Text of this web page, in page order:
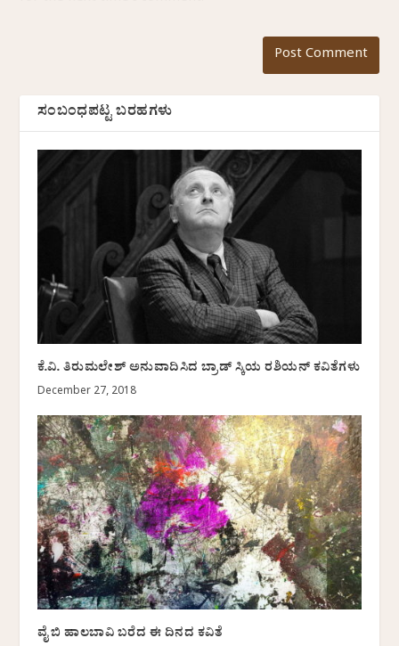
ಸಂಬಂಧಪಟ್ಟ ಬರಹಗಳು
ಕೆ.ವಿ. ತಿರುಮಲೇಶ್ ಅನುವಾದಿಸಿದ ಬ್ರಾಡ್ ಸ್ಕಿಯ ರಶಿಯನ್ ಕವಿತೆಗಳು
December 27, 2018
ವೈ ಬಿ ಹಾಲಬಾವಿ ಬರೆದ ಈ ದಿನದ ಕವಿತೆ